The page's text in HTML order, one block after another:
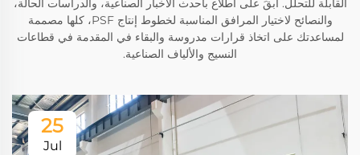
القابلة للتحلل. ابقَ على اطلاع بأحدث الأخبار الصناعية، والدراسات الحالة،
والنصائح لاختيار المرافق المناسبة لخطوط إنتاج PSF، كلها مصممة
لمساعدتك على اتخاذ قرارات مدروسة والبقاء في المقدمة في قطاعات
النسيج والألياف الصناعية.
25
Jul